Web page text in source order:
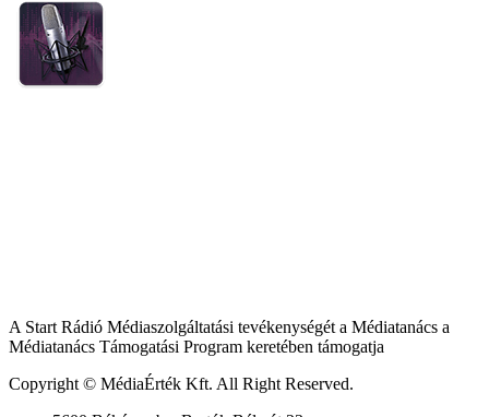
A Start Rádió Médiaszolgáltatási tevékenységét a Médiatanács a
Médiatanács Támogatási Program keretében támogatja
Copyright © MédiaÉrték Kft. All Right Reserved.